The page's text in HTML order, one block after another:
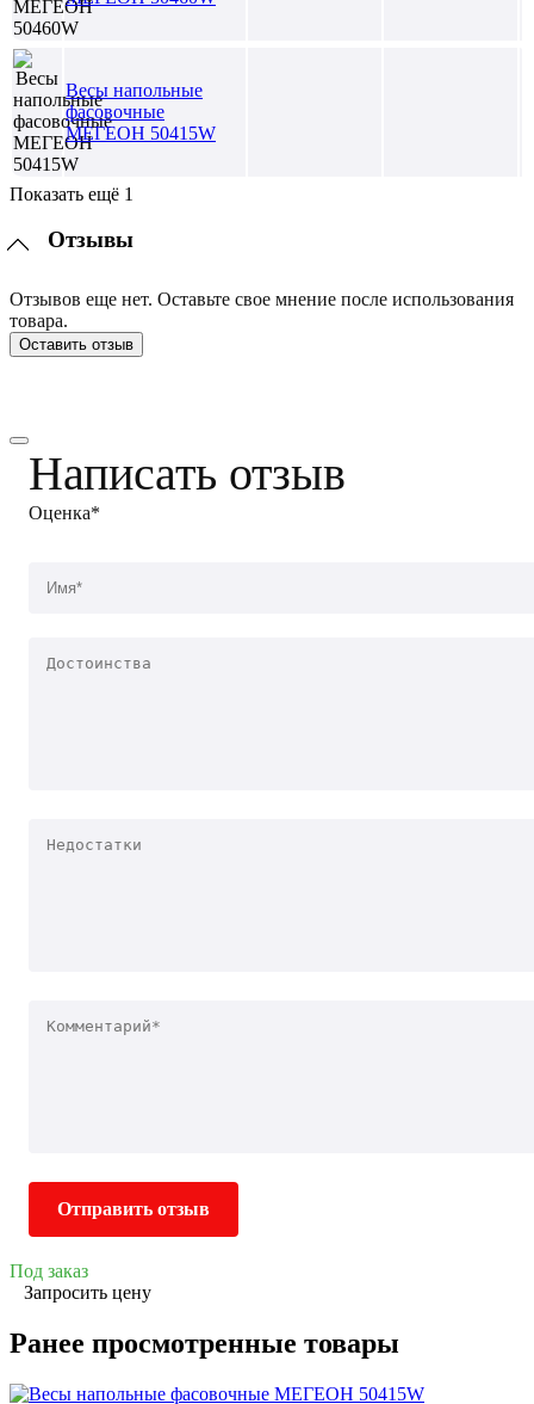
Весы напольные
фасовочные
МЕГЕОН 50415W
Показать ещё 1
Отзывы
Отзывов еще нет. Оставьте свое мнение после использования
товара.
Оставить отзыв
Написать отзыв
Оценка*
Отправить отзыв
Под заказ
Запросить цену
Ранее просмотренные товары